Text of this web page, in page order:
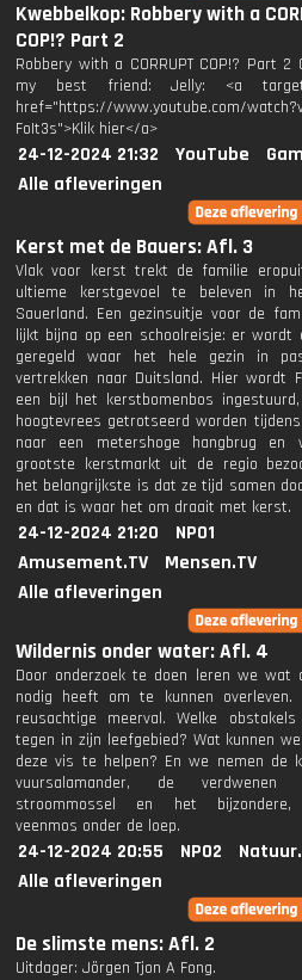
Kwebbelkop: Robbery with a
COP!? Part 2
Robbery with a CORRUPT COP!? Part 2
my best friend: Jelly: <a
href="https://www.youtube.com/
FoIt3s">Klik hier</a>
24-12-2024 21:32 YouTube
Alle afleveringen
Kerst met de Bauers: Afl. 3
Vlak voor kerst trekt de familie
ultieme kerstgevoel te beleven in
Sauerland. Een gezinsuitje voor de
lijkt bijna op een schoolreisje: er wordt
geregeld waar het hele gezin in
vertrekken naar Duitsland. Hier wordt
een bijl het kerstbomenbos
hoogtevrees getrotseerd worden
naar een metershoge hangbrug en
grootste kerstmarkt uit de regio
het belangrijkste is dat ze tijd samen
en dat is waar het om draait met kerst.
24-12-2024 21:20
NPO1
Amusement.TV
Mensen.TV
Alle afleveringen
Wildernis onder water: Afl. 4
Door onderzoek te doen leren we wat
nodig heeft om te kunnen overleven.
reusachtige meerval. Welke
tegen in zijn leefgebied? Wat kunnen
deze vis te helpen? En we nemen de
vuursalamander, de verdwenen
stroommossel en het bijzondere,
veenmos onder de loep.
24-12-2024 20:55 NPO2
Alle afleveringen
De slimste mens: Afl. 2
Uitdager: Jörgen Tjon A Fong.